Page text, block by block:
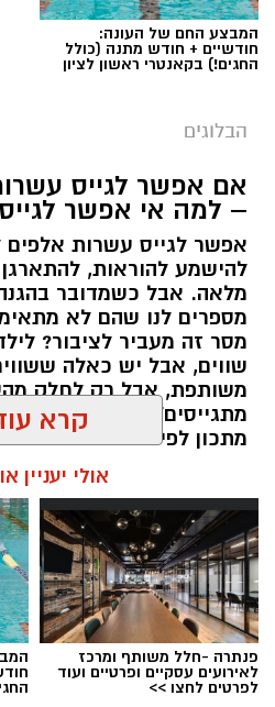
יש לכם מידע חשוב שטרם
חדשותי? מצאתם טעות
אותנו
המבצע החם של העונה:
חודשיים + חודש מתנה (כולל
החגים!) בקאנטרי ראשון לציון
הבלוגים
אם אפשר לגייס
– למה אי אפשר
אפשר לגייס עשרות אלפים
להישמע להוראות,
מלאה. אבל כשמדובר
מספרים לנו שהם לא
מסר זה מעביר לציבור?
שווים, אבל יש כאלה
משותפת, אבל רק לחלק
מתגייסים" ו"הם לא" היא לא
מתכון לפילוג שמפורר
תגים:הפגנות חרדיים גיוס
קרא
אולי יעניין
פנתרה -חלל משותף ומרכז
לאירועים עסקיים ופרטיים ועוד
לפרטים לחצו >>